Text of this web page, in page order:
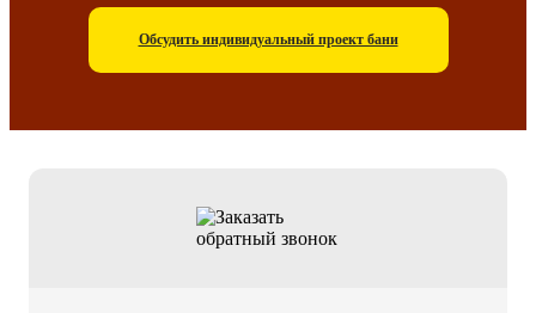
Обсудить индивидуальный проект бани